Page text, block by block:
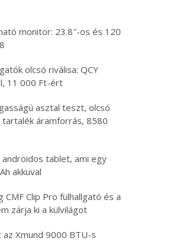
monitor: 23.8″-os és 120
olcsó riválisa: QCY
11 000 Ft-ért
asztal teszt, olcsó
áramforrás, 8580
tablet, ami egy
akkuval
Clip Pro fülhallgató és a
zárja ki a külvilágot
az Xmund 9000 BTU-s